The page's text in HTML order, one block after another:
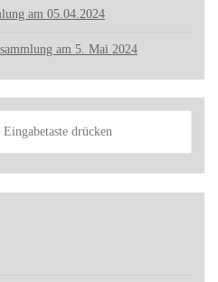
am 05.04.2024
am 5. Mai 2024